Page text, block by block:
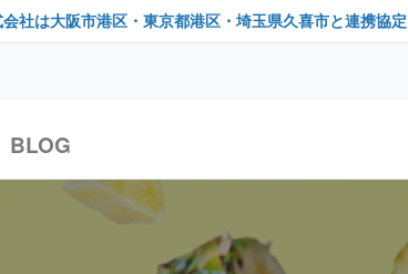
社は大阪市港区・東京都港区・埼玉県久喜市と連携協
BLOG